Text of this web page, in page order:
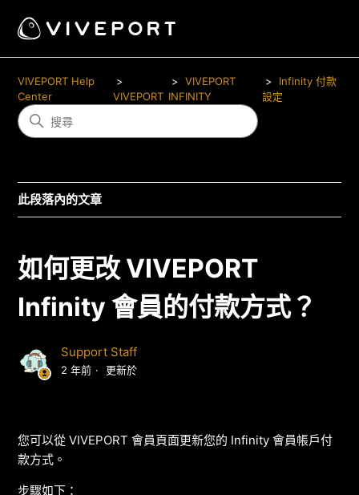
VIVEPORT Help
Center
VIVEPORT
VIVEPORT
INFINITY
Infinity 付款
設定
此段落內的文章
如何更改 VIVEPORT
Infinity 會員的付款方式？
Support Staff
2 年前 更新於
您可以從 VIVEPORT 會員頁面更新您的 Infinity 會員帳戶付
款方式。
步驟如下：